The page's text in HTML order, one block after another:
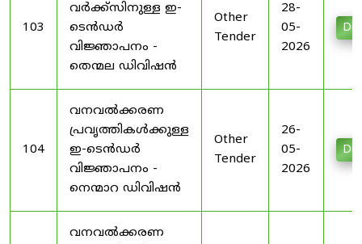
103
വർക്ക്സിനുള്ള ഇ-
ടെൻഡർ
വിജ്ഞാപനം -
തെന്മല ഡിവിഷൻ
Other
Tender
28-
05-
2026
104
വനവൽക്കരണ
പ്രവൃത്തികൾക്കുള്ള
ഇ-ടെൻഡർ
വിജ്ഞാപനം -
നെന്മാറ ഡിവിഷൻ
Other
Tender
26-
05-
2026
വനവൽക്കരണ